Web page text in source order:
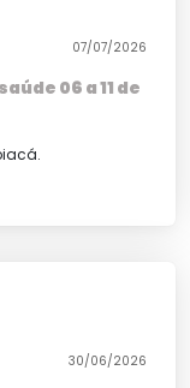
07/07/2026
06 a 11 de
30/06/2026